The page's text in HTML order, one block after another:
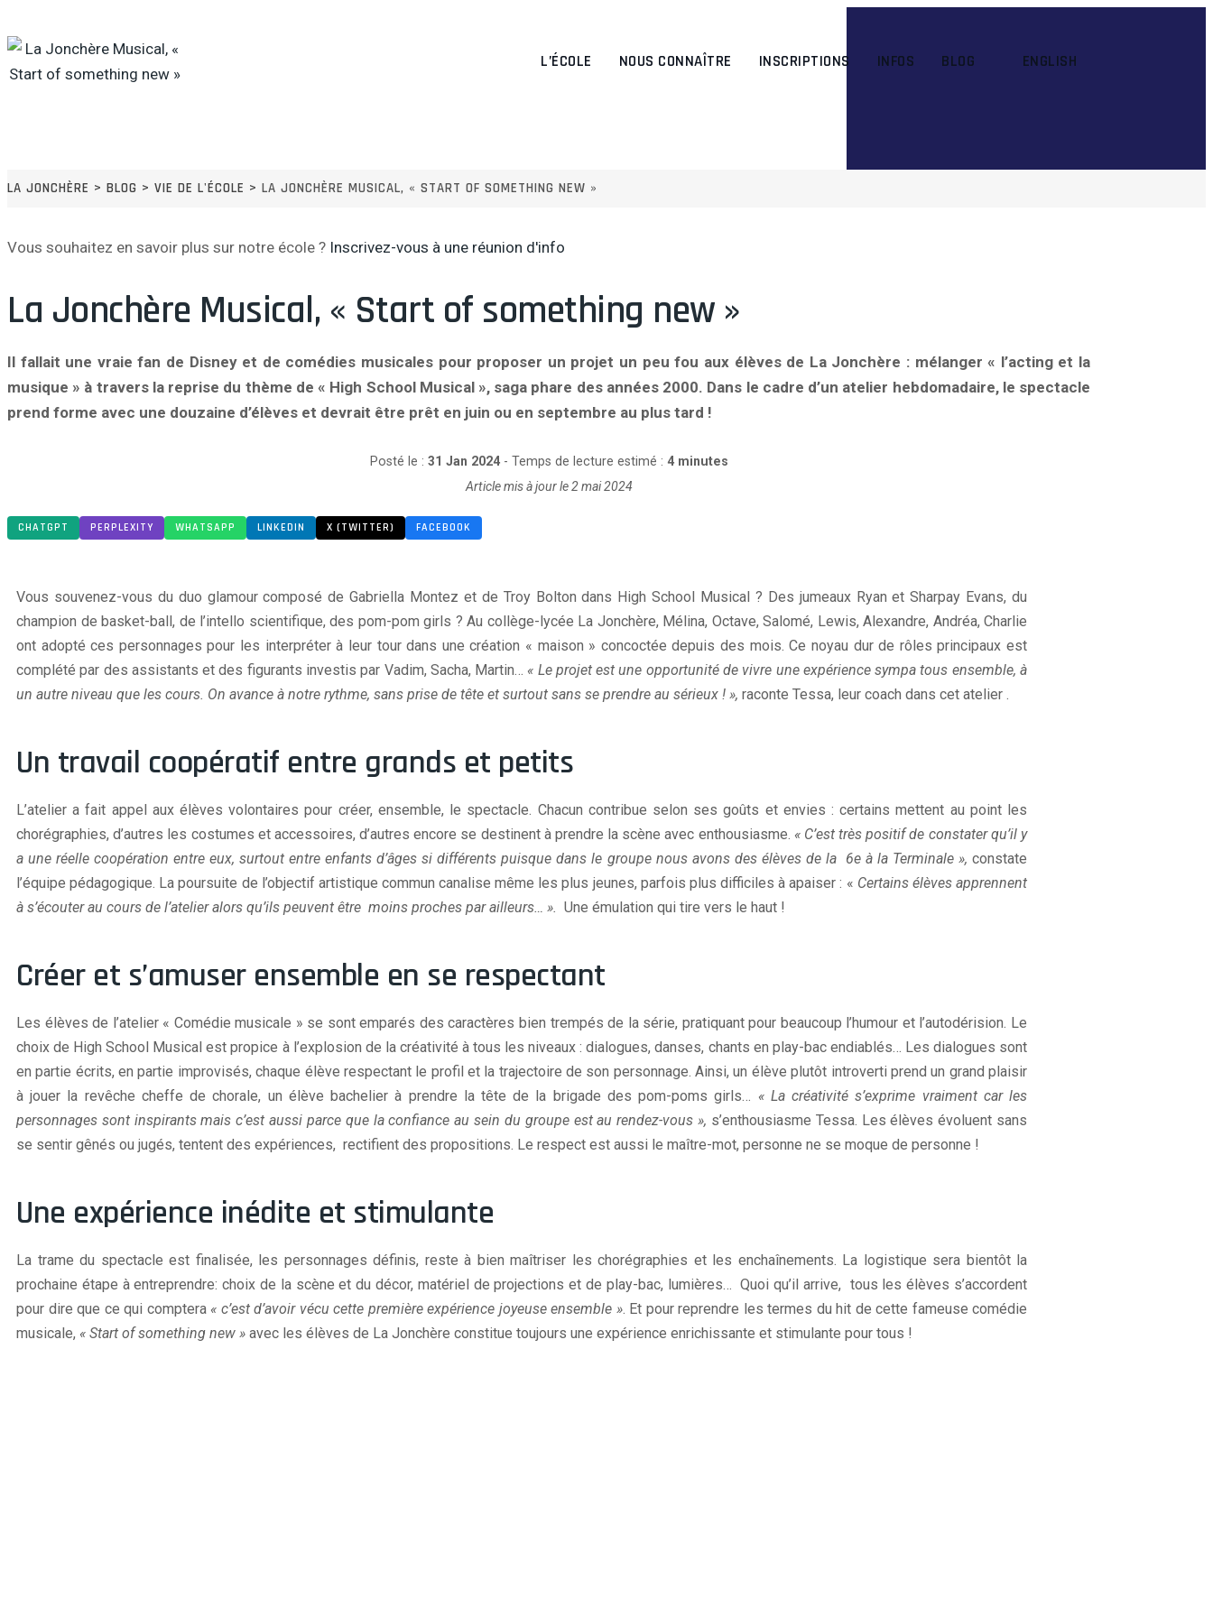
L’ÉCOLE NOUS CONNAÎTRE INSCRIPTIONS INFOS BLOG ENGLISH
LA JONCHÈRE > BLOG > VIE DE L'ÉCOLE > LA JONCHÈRE MUSICAL, « START OF SOMETHING NEW »
Vous souhaitez en savoir plus sur notre école ? Inscrivez-vous à une réunion d'info
La Jonchère Musical, « Start of something new »
Il fallait une vraie fan de Disney et de comédies musicales pour proposer un projet un peu fou aux élèves de La Jonchère : mélanger « l’acting et la
musique » à travers la reprise du thème de « High School Musical », saga phare des années 2000. Dans le cadre d’un atelier hebdomadaire, le spectacle
prend forme avec une douzaine d’élèves et devrait être prêt en juin ou en septembre au plus tard !
Posté le : 31 Jan 2024 - Temps de lecture estimé : 4 minutes
Article mis à jour le 2 mai 2024
CHATGPT PERPLEXITY WHATSAPP LINKEDIN X (TWITTER) FACEBOOK
Vous souvenez-vous du duo glamour composé de Gabriella Montez et de Troy Bolton dans High School Musical ? Des jumeaux Ryan et Sharpay Evans, du
champion de basket-ball, de l’intello scientifique, des pom-pom girls ? Au collège-lycée La Jonchère, Mélina, Octave, Salomé, Lewis, Alexandre, Andréa, Charlie
ont adopté ces personnages pour les interpréter à leur tour dans une création « maison » concoctée depuis des mois. Ce noyau dur de rôles principaux est
complété par des assistants et des figurants investis par Vadim, Sacha, Martin… « Le projet est une opportunité de vivre une expérience sympa tous ensemble, à
un autre niveau que les cours. On avance à notre rythme, sans prise de tête et surtout sans se prendre au sérieux ! », raconte Tessa, leur coach dans cet atelier .
Un travail coopératif entre grands et petits
L’atelier a fait appel aux élèves volontaires pour créer, ensemble, le spectacle. Chacun contribue selon ses goûts et envies : certains mettent au point les
chorégraphies, d’autres les costumes et accessoires, d’autres encore se destinent à prendre la scène avec enthousiasme. « C’est très positif de constater qu’il y
a une réelle coopération entre eux, surtout entre enfants d’âges si différents puisque dans le groupe nous avons des élèves de la 6eà la Terminale »,constate
l’équipe pédagogique. La poursuite de l’objectif artistique commun canalise même les plus jeunes, parfois plus difficiles à apaiser : « Certains élèves apprennent
à s’écouter au cours de l’atelier alors qu’ils peuvent être moins proches par ailleurs… ». Une émulation qui tire vers le haut !
Créer et s’amuser ensemble en se respectant
Les élèves de l’atelier « Comédie musicale » se sont emparés des caractères bien trempés de la série, pratiquant pour beaucoup l’humour et l’autodérision. Le
choix de High School Musical est propice à l’explosion de la créativité à tous les niveaux : dialogues, danses, chants en play-bac endiablés… Les dialogues sont
en partie écrits, en partie improvisés, chaque élève respectant le profil et la trajectoire de son personnage. Ainsi, un élève plutôt introverti prend un grand plaisir
à jouer la revêche cheffe de chorale, un élève bachelier à prendre la tête de la brigade des pom-poms girls… « La créativité s’exprime vraiment car les
personnages sont inspirants mais c’est aussi parce que la confiance au sein du groupe est au rendez-vous », s’enthousiasme Tessa. Les élèves évoluent sans
se sentir gênés ou jugés, tentent des expériences, rectifient des propositions. Le respect est aussi le maître-mot, personne ne se moque de personne !
Une expérience inédite et stimulante
La trame du spectacle est finalisée, les personnages définis, reste à bien maîtriser les chorégraphies et les enchaînements. La logistique sera bientôt la
prochaine étape à entreprendre: choix de la scène et du décor, matériel de projections et de play-bac, lumières… Quoi qu’il arrive, tous les élèves s’accordent
pour dire que ce qui comptera « c’est d’avoir vécu cette première expérience joyeuse ensemble ». Et pour reprendre les termes du hit de cette fameuse comédie
musicale, « Start of something new » avec les élèves de La Jonchère constitue toujours une expérience enrichissante et stimulante pour tous !